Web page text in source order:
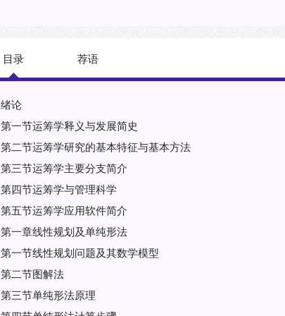
目录 荐语
绪论
第一节运筹学释义与发展简史
第二节运筹学研究的基本特征与基本方法
第三节运筹学主要分支简介
第四节运筹学与管理科学
第五节运筹学应用软件简介
第一章线性规划及单纯形法
第一节线性规划问题及其数学模型
第二节图解法
第三节单纯形法原理